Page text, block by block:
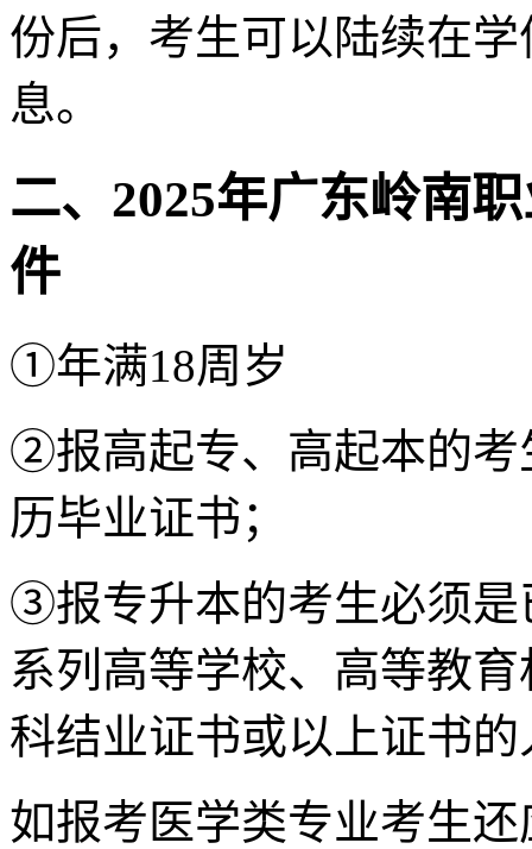
份后，考生可以陆续在
息。
二、2025年广东岭南
件
①年满18周岁
②报高起专、高起本的考
历毕业证书；
③报专升本的考生必须是
系列高等学校、高等教
科结业证书或以上证书的
如报考医学类专业考生